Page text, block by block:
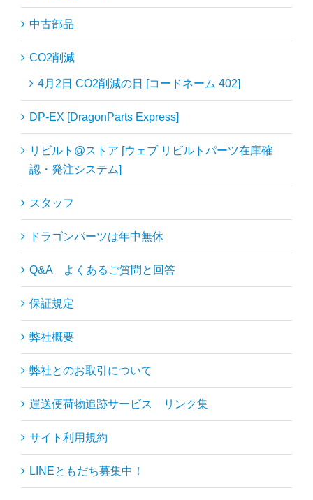
中古部品
CO2削減
4月2日 CO2削減の日 [コードネーム 402]
DP-EX [DragonParts Express]
リビルト@ストア [ウェブ リビルトパーツ在庫確
認・発注システム]
スタッフ
ドラゴンパーツは年中無休
Q&A よくあるご質問と回答
保証規定
弊社概要
弊社とのお取引について
運送便荷物追跡サービス リンク集
サイト利用規約
LINEともだち募集中！